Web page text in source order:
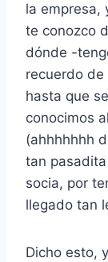
la empresa,
te conozco
dónde -
recuerdo
hasta que
conocimos
(ahhhhhhh
tan
socia, por
llegado tan
Dicho esto,